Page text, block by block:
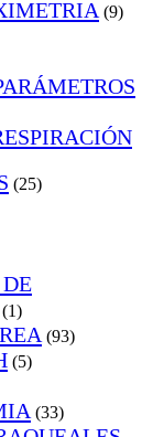
(9)
(25)
(1)
(93)
(5)
(33)